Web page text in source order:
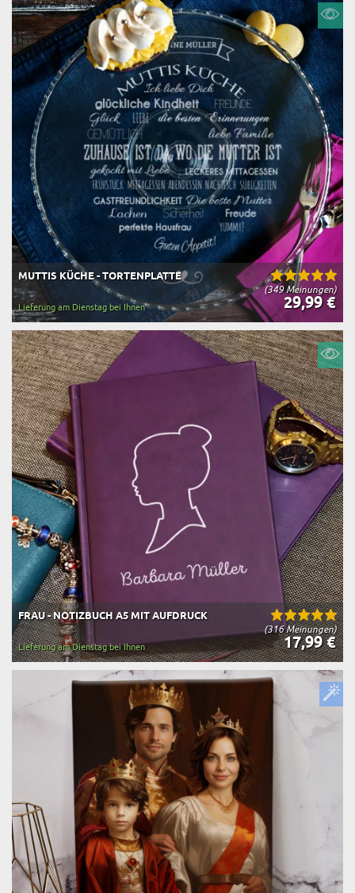
(349 Meinungen)
MUTTIS KÜCHE - TORTENPLATTE
29,99 €
Lieferung am Dienstag bei Ihnen
(316 Meinungen)
FRAU - NOTIZBUCH A5 MIT AUFDRUCK
17,99 €
Lieferung am Dienstag bei Ihnen